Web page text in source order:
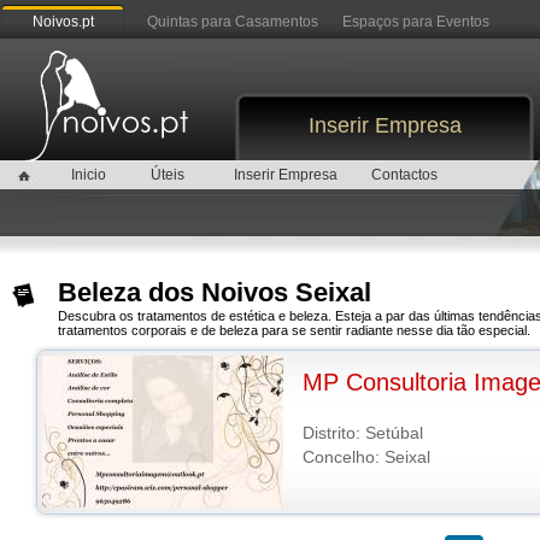
Inserir Empresa
Inicio Úteis Inserir Empresa Contactos
Noivos.pt Quintas para Casamentos Espaços para Eventos
Beleza dos Noivos Seixal
Descubra os tratamentos de estética e beleza. Esteja a par das últimas
tratamentos corporais e de beleza para se sentir radiante nesse dia tão especial.
MP Consultoria
Distrito: Setúbal
Concelho: Seixal